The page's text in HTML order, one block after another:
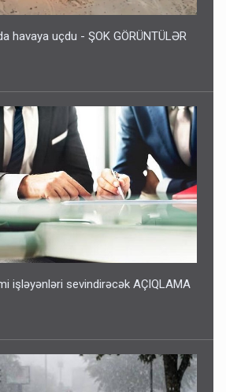
havaya uçdu - ŞOK GÖRÜNTÜLƏR
işləyənləri sevindirəcək AÇIQLAMA